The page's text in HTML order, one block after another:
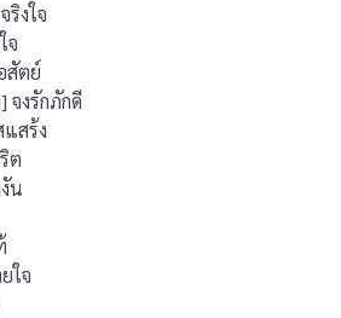
ริงใจ
จ
สัตย์
จงรักภักดี
สร้ง
ต
น
ใจ